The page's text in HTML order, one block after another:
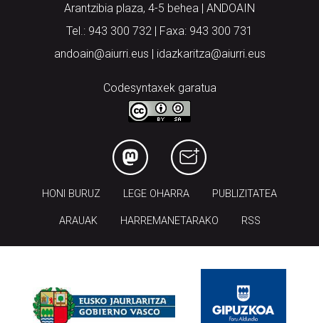
Arantzibia plaza, 4-5 behea | ANDOAIN
Tel.: 943 300 732 | Faxa: 943 300 731
andoain@aiurri.eus | idazkaritza@aiurri.eus
Codesyntaxek garatua
HONI BURUZ LEGE OHARRA PUBLIZITATEA
ARAUAK HARREMANETARAKO RSS